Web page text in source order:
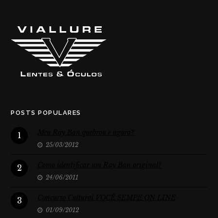
POSTS POPULARES
1
25/03/2012
2
24/06/2011
3
01/09/2012